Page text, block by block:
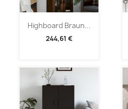
Highboard Braun...
244,61 €